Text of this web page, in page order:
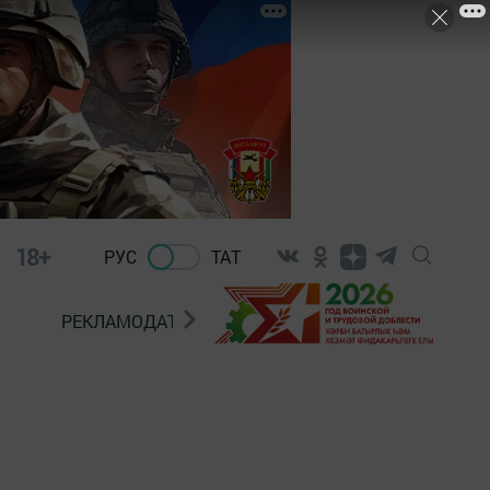
18+ РУС ТАТ
РЕКЛАМОДАТЕЛЯМ